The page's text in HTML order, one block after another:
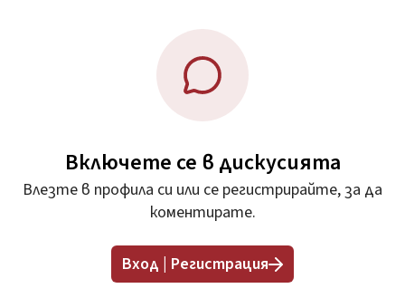
Включете се в дискусията
Влезте в профила си или се регистрирайте, за да
коментирате.
Вход | Регистрация